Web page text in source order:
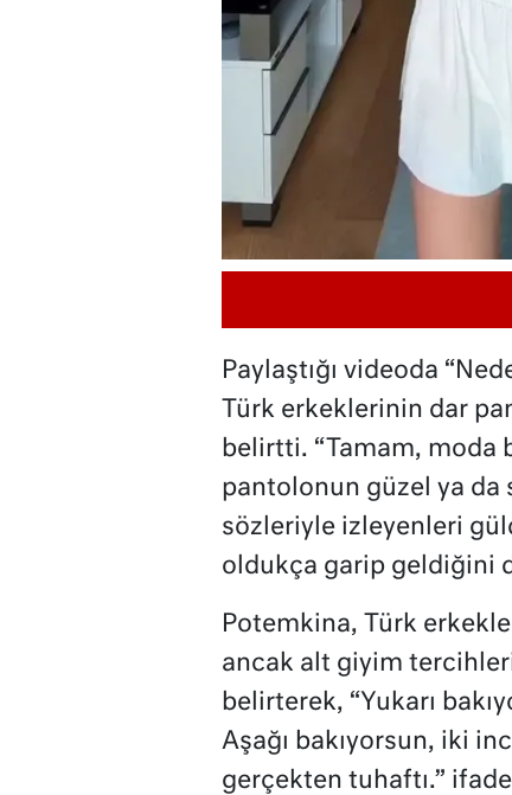
Paylaştığı videoda
Türk erkeklerinin dar
belirtti. “Tamam, moda
pantolonun güzel ya da
sözleriyle izleyenleri
oldukça garip geldiğini
Potemkina, Türk
ancak alt giyim
belirterek, “Yukarı
Aşağı bakıyorsun, iki
gerçekten tuhaftı.”